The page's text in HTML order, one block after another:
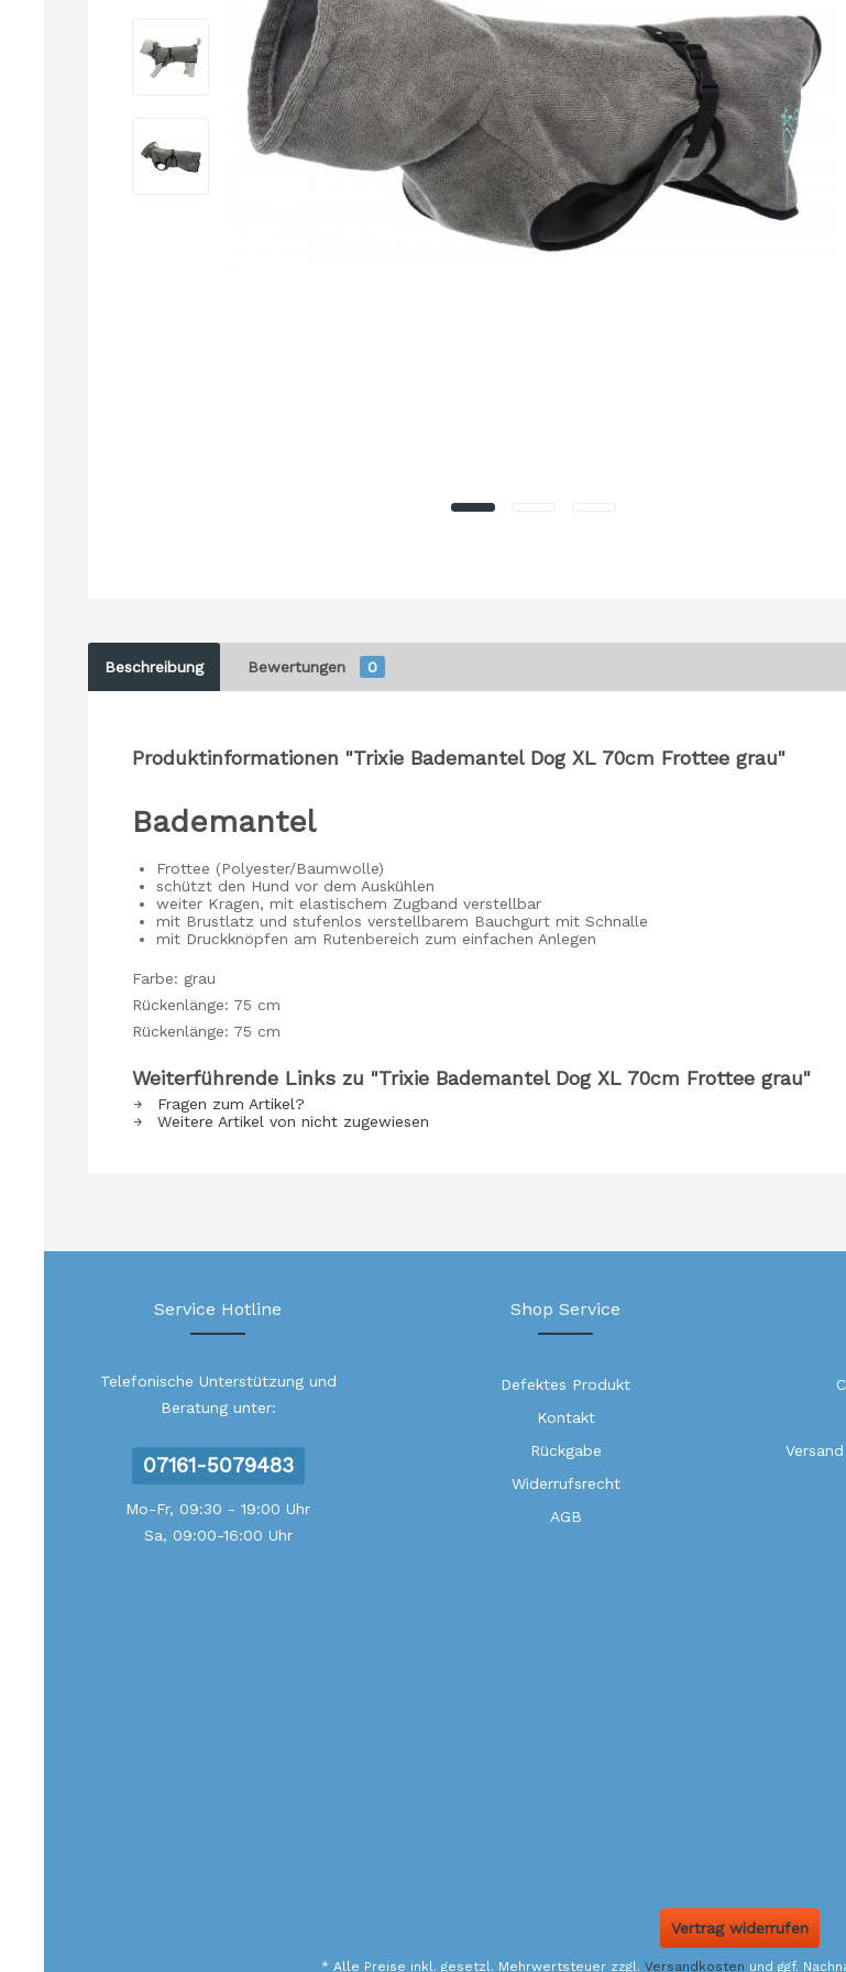
Beschreibung Bewertungen 0
Produktinformationen "Trixie Bademantel Dog XL 70cm Frottee grau"
Bademantel
Frottee (Polyester/Baumwolle)
schützt den Hund vor dem Auskühlen
weiter Kragen, mit elastischem Zugband verstellbar
mit Brustlatz und stufenlos verstellbarem Bauchgurt mit Schnalle
mit Druckknöpfen am Rutenbereich zum einfachen Anlegen
Farbe: grau
Rückenlänge: 75 cm
Rückenlänge: 75 cm
Weiterführende Links zu "Trixie Bademantel Dog XL 70cm Frottee grau"
Fragen zum Artikel?
Weitere Artikel von nicht zugewiesen
Service Hotline
Telefonische Unterstützung und
Beratung unter:
07161-5079483
Mo-Fr, 09:30 - 19:00 Uhr
Sa, 09:00-16:00 Uhr
Shop Service
Defektes Produkt
Kontakt
Rückgabe
Widerrufsrecht
AGB
Vertrag widerrufen
* Alle Preise inkl. gesetzl. Mehrwertsteuer zzgl. Versandkosten und ggf.